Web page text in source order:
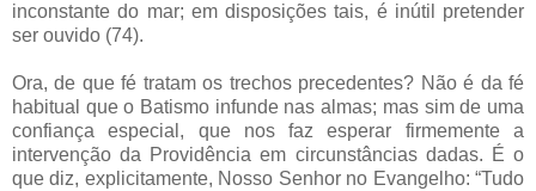
inconstante do mar; em disposições tais, é inútil pretender
ser ouvido (74).
Ora, de que fé tratam os trechos precedentes? Não é da fé
habitual que o Batismo infunde nas almas; mas sim de uma
confiança especial, que nos faz esperar firmemente a
intervenção da Providência em circunstâncias dadas. É o
que diz, explicitamente, Nosso Senhor no Evangelho: “Tudo